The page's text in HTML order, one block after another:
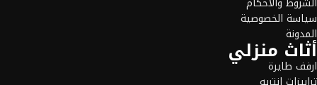
سياسة الخصوصية
المدونة
أثاث منزلي
ارفف طايرة